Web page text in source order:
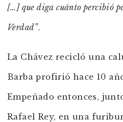
[…] que diga cuánto percibió
Verdad”.
La Chávez recicló una
Barba profirió hace 10
Empeñado entonces,
Rafael Rey, en una